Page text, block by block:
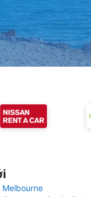
Melbourne